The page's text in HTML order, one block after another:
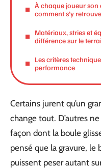
À chaque joueur son
comment s’y
Matériaux, stries et
différence sur le
Les critères
performance
Certains jurent qu’un
change tout. D’autres
façon dont la boule
pensé que la gravure,
puissent peser autant